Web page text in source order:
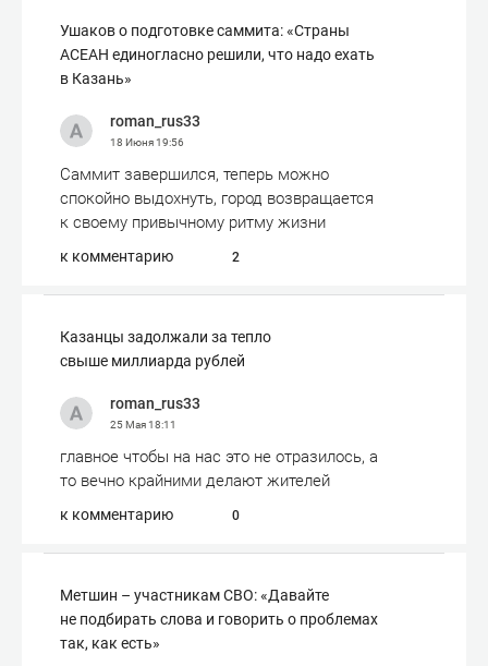
Ушаков о подготовке саммита: «Страны
АСЕАН единогласно решили, что надо ехать
в Казань»
roman_rus33
18 Июня19:56
Саммит завершился, теперь можно
спокойно выдохнуть, город возвращается
к своему привычному ритму жизни
к комментарию 2
Казанцы задолжали за тепло
свыше миллиарда рублей
roman_rus33
25 Мая18:11
главное чтобы на нас это не отразилось, а
то вечно крайними делают жителей
к комментарию 0
Метшин – участникам СВО: «Давайте
не подбирать слова и говорить о проблемах
так, как есть»